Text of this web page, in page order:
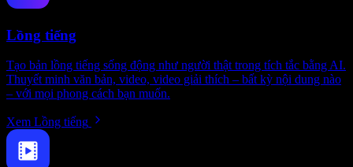
Lồng tiếng
Tạo bản lồng tiếng sống động như người thật trong tích tắc bằng AI.
Thuyết minh văn bản, video, video giải thích – bất kỳ nội dung nào
– với mọi phong cách bạn muốn.
Xem Lồng tiếng